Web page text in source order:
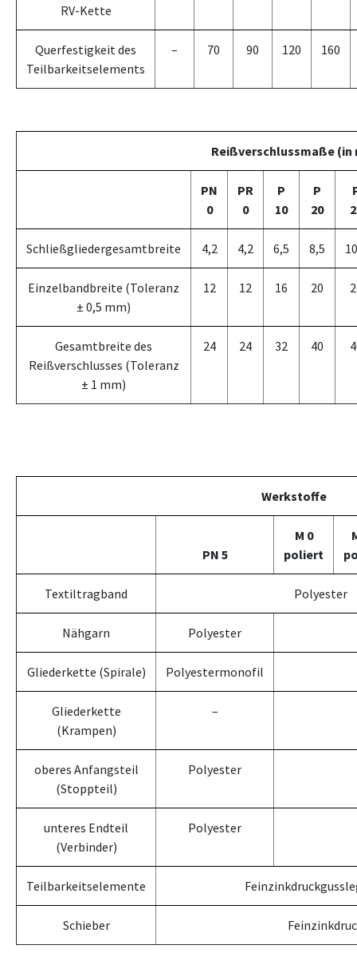
RV-Kette
Querfestigkeit des
Teilbarkeitselements
– 70 90 120 160
Reißverschlussmaße (in
PN
0
PR
0
P
10
P
20
Schließgliedergesamtbreite 4,2 4,2 6,5 8,5
Einzelbandbreite (Toleranz
± 0,5 mm)
12 12 16 20
Gesamtbreite des
Reißverschlusses (Toleranz
± 1 mm)
24 24 32 40
Werkstoffe
PN 5
M 0
poliert
Textiltragband Polyester
Nähgarn Polyester
Gliederkette (Spirale) Polyestermonofil
Gliederkette
(Krampen)
–
oberes Anfangsteil
(Stoppteil)
Polyester
unteres Endteil
(Verbinder)
Polyester
Teilbarkeitselemente
Schieber